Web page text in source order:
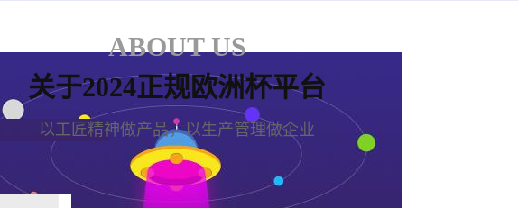
ABOUT US
关于2024正规欧洲杯平台
以工匠精神做产品，以生产管理做企业